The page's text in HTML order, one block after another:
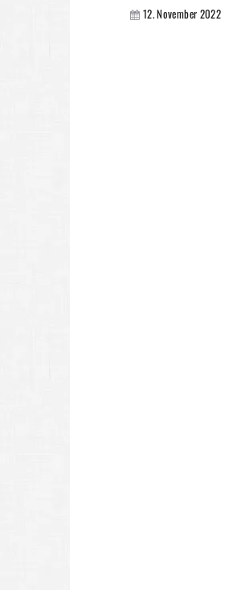
12. November 2022